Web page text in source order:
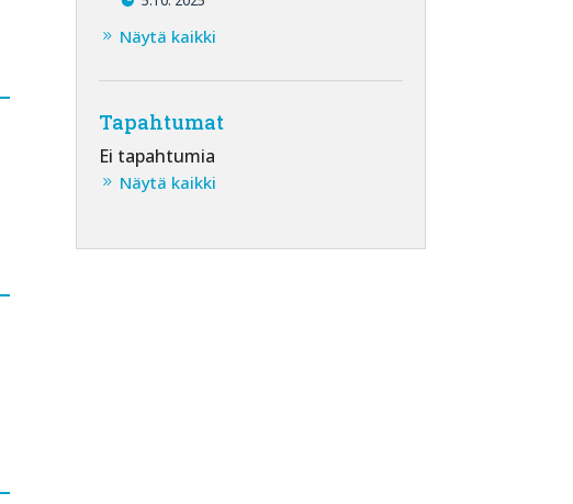
Näytä kaikki
Tapahtumat
Ei tapahtumia
Näytä kaikki